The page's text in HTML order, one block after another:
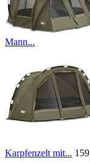
Mann...
Karpfenzelt mit...